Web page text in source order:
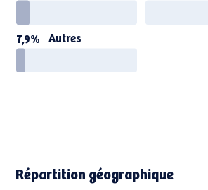
7,9% Autres
Répartition géographique